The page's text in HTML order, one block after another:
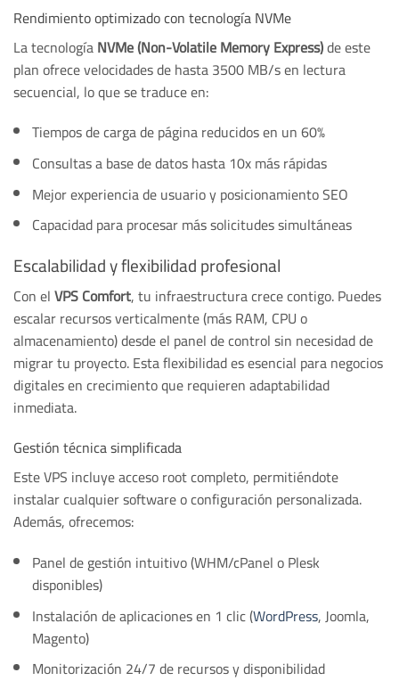
Rendimiento optimizado con tecnología NVMe
La tecnologíaNVMe (Non-Volatile Memory Express)de este
plan ofrece velocidades de hasta 3500 MB/s en lectura
secuencial, lo que se traduce en:
Tiempos de carga de página reducidos en un 60%
Consultas a base de datos hasta 10x más rápidas
Mejor experiencia de usuario y posicionamiento SEO
Capacidad para procesar más solicitudes simultáneas
Escalabilidad y flexibilidad profesional
Con elVPS Comfort, tu infraestructura crece contigo. Puedes
escalar recursos verticalmente (más RAM, CPU o
almacenamiento) desde el panel de control sin necesidad de
migrar tu proyecto. Esta flexibilidad es esencial para negocios
digitales en crecimiento que requieren adaptabilidad
inmediata.
Gestión técnica simplificada
Este VPS incluye acceso root completo, permitiéndote
instalar cualquier software o configuración personalizada.
Además, ofrecemos:
Panel de gestión intuitivo (WHM/cPanel o Plesk
disponibles)
Instalación de aplicaciones en 1 clic (WordPress, Joomla,
Magento)
Monitorización 24/7 de recursos y disponibilidad